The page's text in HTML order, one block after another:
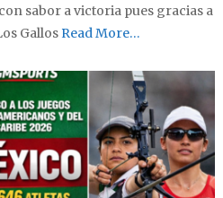
sabor a victoria pues gracias a
GallosRead More…